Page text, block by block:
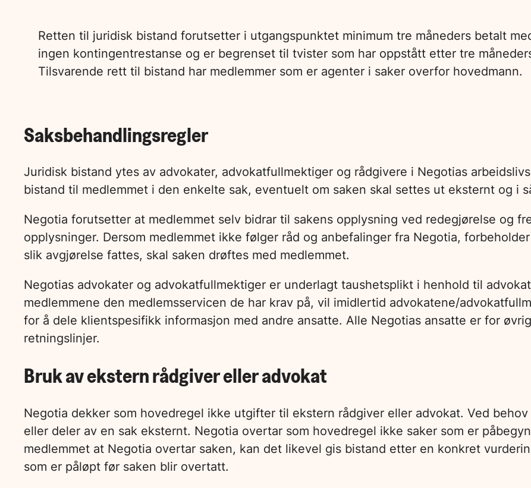
Retten til juridisk bistand forutsetter i utgangspunktet minimum tre måneders betalt
ingen kontingentrestanse og er begrenset til tvister som har oppstått etter tre
Tilsvarende rett til bistand har medlemmer som er agenter i saker overfor hovedmann.
Saksbehandlingsregler
Juridisk bistand ytes av advokater, advokatfullmektiger og rådgivere i Negotias
bistand til medlemmet i den enkelte sak, eventuelt om saken skal settes ut eksternt og i
Negotia forutsetter at medlemmet selv bidrar til sakens opplysning ved redegjørelse og
opplysninger. Dersom medlemmet ikke følger råd og anbefalinger fra Negotia,
slik avgjørelse fattes, skal saken drøftes med medlemmet.
Negotias advokater og advokatfullmektiger er underlagt taushetsplikt i henhold til
medlemmene den medlemsservicen de har krav på, vil imidlertid advokatene/
for å dele klientspesifikk informasjon med andre ansatte. Alle Negotias ansatte er for
retningslinjer.
Bruk av ekstern rådgiver eller advokat
Negotia dekker som hovedregel ikke utgifter til ekstern rådgiver eller advokat. Ved
eller deler av en sak eksternt. Negotia overtar som hovedregel ikke saker som er
medlemmet at Negotia overtar saken, kan det likevel gis bistand etter en konkret
som er påløpt før saken blir overtatt.